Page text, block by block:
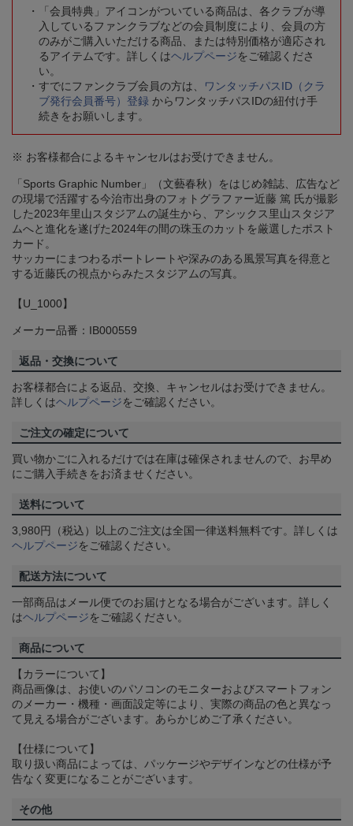
「会員特典」アイコンがついている商品は、各クラブが導
入しているファンクラブなどの会員制度により、会員の方
のみがご購入いただける商品、または特別価格が適応され
るアイテムです。詳しくはヘルプページをご確認くださ
い。
すでにファンクラブ会員の方は、
ワンタッチパスID（クラ
ブ発行会員番号）登録 からワンタッチパスIDの紐付け手
続きをお願いします。
※ お客様都合によるキャンセルはお受けできません。
「Sports Graphic Number」（文藝春秋）をはじめ雑誌、広告など
の現場で活躍する今治市出身のフォトグラファー近藤 篤 氏が撮影
した2023年里山スタジアムの誕生から、アシックス里山スタジア
ムへと進化を遂げた2024年の間の珠玉のカットを厳選したポスト
カード。
サッカーにまつわるポートレートや深みのある風景写真を得意と
する近藤氏の視点からみたスタジアムの写真。
【U_1000】
メーカー品番：IB000559
返品・交換について
お客様都合による返品、交換、キャンセルはお受けできません。
詳しくはヘルプページをご確認ください。
ご注文の確定について
買い物かごに入れるだけでは在庫は確保されませんので、お早め
にご購入手続きをお済ませください。
送料について
3,980円（税込）以上のご注文は全国一律送料無料です。詳しくは
ヘルプページをご確認ください。
配送方法について
一部商品はメール便でのお届けとなる場合がございます。詳しく
はヘルプページをご確認ください。
商品について
【カラーについて】
商品画像は、お使いのパソコンのモニターおよびスマートフォン
のメーカー・機種・画面設定等により、実際の商品の色と異なっ
て見える場合がございます。あらかじめご了承ください。
【仕様について】
取り扱い商品によっては、パッケージやデザインなどの仕様が予
告なく変更になることがございます。
その他